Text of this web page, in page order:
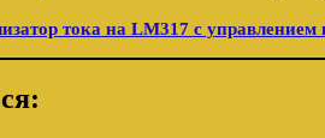
тока на LM317 с управлением